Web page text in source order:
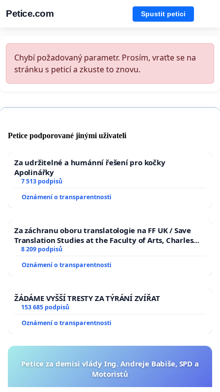
Petice.com Spustit petici
Chybí požadovaný parametr. Prosím, vraťte se na
stránku s peticí a zkuste to znovu.
Petice podporované jinými uživateli
Za udržitelné a humánní řešení pro kočky
Apolinářky
7 513 podpisů
Oznámení o transparentnosti
Za záchranu oboru translatologie na FF UK / Save
Translation Studies at the Faculty of Arts, Charles
University
8 209 podpisů
Oznámení o transparentnosti
ŽÁDÁME VYŠŠÍ TRESTY ZA TÝRÁNÍ ZVÍŘAT
153 685 podpisů
Oznámení o transparentnosti
Petice za demisi vlády Ing. Andreje Babiše, SPD a
Motoristů